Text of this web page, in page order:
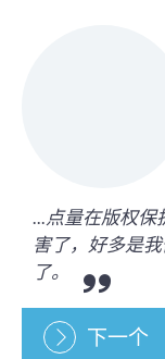
...点量在版权保
害了，好多是
了。
下一个